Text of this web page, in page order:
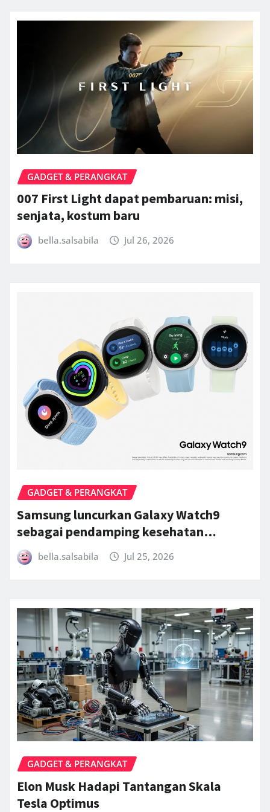
GADGET & PERANGKAT
007 First Light dapat pembaruan: misi,
senjata, kostum baru
bella.salsabila Jul 26, 2026
GADGET & PERANGKAT
Samsung luncurkan Galaxy Watch9
sebagai pendamping kesehatan…
bella.salsabila Jul 25, 2026
GADGET & PERANGKAT
Elon Musk Hadapi Tantangan Skala
Tesla Optimus